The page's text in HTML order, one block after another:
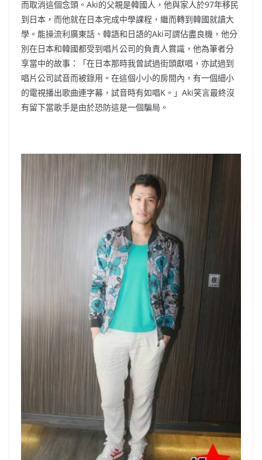
而取消這個念頭。Aki的父親是韓國人，他與家人於97年移民
到日本，而他就在日本完成中學課程，繼而轉到韓國就讀大
學。能操流利廣東話、韓語和日語的Aki可謂佔盡良機，他分
別在日本和韓國都受到唱片公司的負責人賞識，他為筆者分
享當中的故事：「在日本那時我曾試過街頭獻唱，亦試過到
唱片公司試音而被錄用。在這個小小的房間內，有一個細小
的電視播出歌曲連字幕，試音時有如唱K。」Aki笑言最終沒
有留下當歌手是由於恐防這是一個騙局。